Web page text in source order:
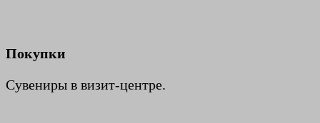
Покупки
Сувениры в визит-центре.